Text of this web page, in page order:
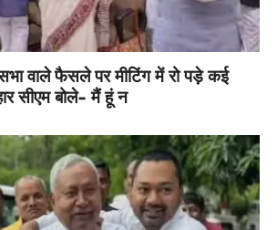
वाले फैसले पर मीटिंग में रो पड़े कई
सीएम बोले- मैं हूं न